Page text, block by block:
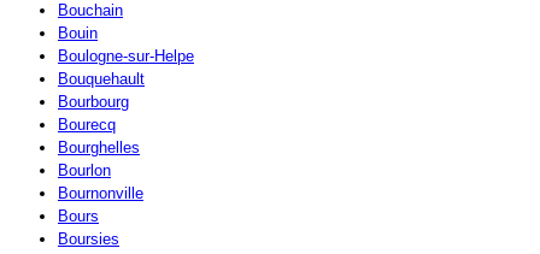
Bouchain
Bouin
Boulogne-sur-Helpe
Bouquehault
Bourbourg
Bourecq
Bourghelles
Bourlon
Bournonville
Bours
Boursies